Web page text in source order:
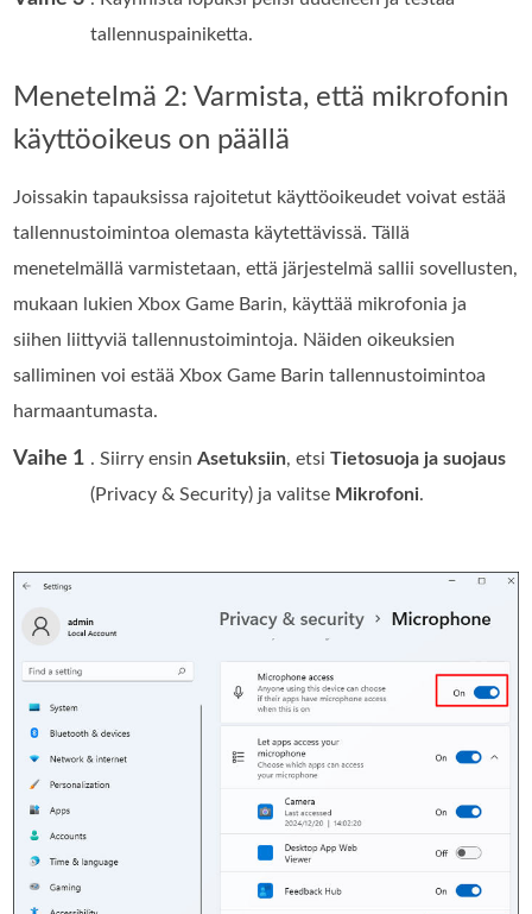
tallennuspainiketta.
Menetelmä 2: Varmista, että mikrofonin
käyttöoikeus on päällä
Joissakin tapauksissa rajoitetut käyttöoikeudet voivat estää
tallennustoimintoa olemasta käytettävissä. Tällä
menetelmällä varmistetaan, että järjestelmä sallii sovellusten,
mukaan lukien Xbox Game Barin, käyttää mikrofonia ja
siihen liittyviä tallennustoimintoja. Näiden oikeuksien
salliminen voi estää Xbox Game Barin tallennustoimintoa
harmaantumasta.
Vaihe 1 . Siirry ensinAsetuksiin, etsiTietosuoja ja suojaus
(Privacy & Security) ja valitse Mikrofoni.